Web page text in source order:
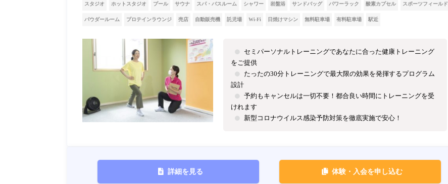
スタジオ ホットスタジオ プール サウナ スパ・バスルーム シャワー 岩盤浴 サンドバッグ パワーラック 酸素カプセル スポーツフィールド
パウダールーム プロテインラウンジ 売店 自動販売機 託児場 Wi-Fi 日焼けマシン 無料駐車場 有料駐車場 駅近
セミパーソナルトレーニングであなたに合った健康トレーニング
をご提供
たったの30分トレーニングで最大限の効果を発揮するプログラム
設計
予約もキャンセルは一切不要！都合良い時間にトレーニングを受
けれます
新型コロナウイルス感染予防対策を徹底実施で安心！
詳細を見る 体験・入会を申し込む